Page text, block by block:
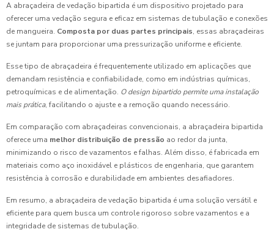
A abraçadeira de vedação bipartida é um dispositivo projetado para
oferecer uma vedação segura e eficaz em sistemas de tubulação e conexões
de mangueira. Composta por duas partes principais, essas abraçadeiras
se juntam para proporcionar uma pressurização uniforme e eficiente.
Esse tipo de abraçadeira é frequentemente utilizado em aplicações que
demandam resistência e confiabilidade, como em indústrias químicas,
petroquímicas e de alimentação. O design bipartido permite uma instalação
mais prática, facilitando o ajuste e a remoção quando necessário.
Em comparação com abraçadeiras convencionais, a abraçadeira bipartida
oferece uma melhor distribuição de pressão ao redor da junta,
minimizando o risco de vazamentos e falhas. Além disso, é fabricada em
materiais como aço inoxidável e plásticos de engenharia, que garantem
resistência à corrosão e durabilidade em ambientes desafiadores.
Em resumo, a abraçadeira de vedação bipartida é uma solução versátil e
eficiente para quem busca um controle rigoroso sobre vazamentos e a
integridade de sistemas de tubulação.